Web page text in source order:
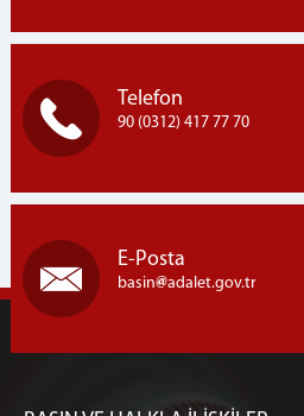
Telefon
90 (0312) 417 77 70
E-Posta
basin adalet.gov.tr